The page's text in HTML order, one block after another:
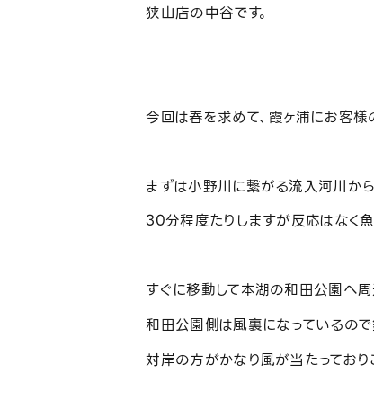
狭山店の中谷です。
今回は春を求めて、霞ヶ浦にお客様
まずは小野川に繋がる流入河川か
30分程度たりしますが反応はなく
すぐに移動して本湖の和田公園へ
和田公園側は風裏になっているの
対岸の方がかなり風が当たってお